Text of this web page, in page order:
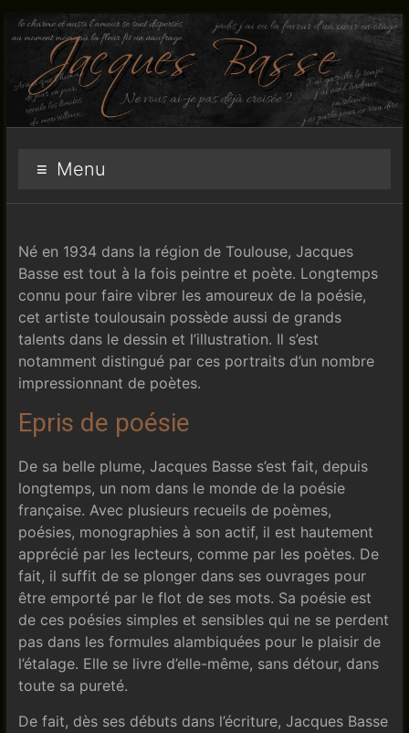
Aller
au
contenu
jacques-
Menu
Né en 1934 dans la région de Toulouse, Jacques
Basse est tout à la fois peintre et poète. Longtemps
connu pour faire vibrer les amoureux de la poésie,
cet artiste toulousain possède aussi de grands
talents dans le dessin et l’illustration. Il s’est
notamment distingué par ces portraits d’un nombre
impressionnant de poètes.
Epris de poésie
De sa belle plume, Jacques Basse s’est fait, depuis
longtemps, un nom dans le monde de la poésie
française. Avec plusieurs recueils de poèmes,
poésies, monographies à son actif, il est hautement
apprécié par les lecteurs, comme par les poètes. De
fait, il suffit de se plonger dans ses ouvrages pour
être emporté par le flot de ses mots. Sa poésie est
de ces poésies simples et sensibles qui ne se perdent
pas dans les formules alambiquées pour le plaisir de
l’étalage. Elle se livre d’elle-même, sans détour, dans
toute sa pureté.
De fait, dès ses débuts dans l’écriture, Jacques Basse